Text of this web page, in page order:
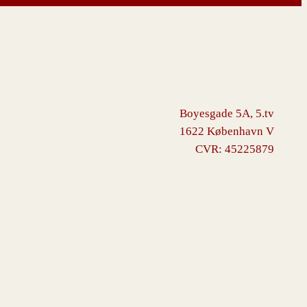
Boyesgade 5A, 5.tv
1622 København V
CVR: 45225879